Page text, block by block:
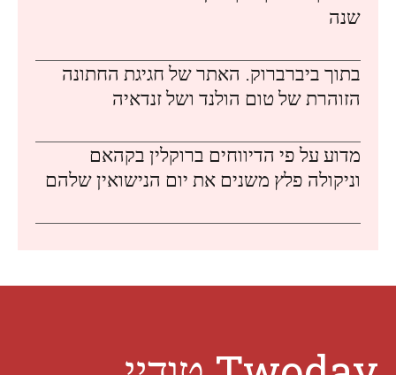
שנה
בתוך ביברברוק. האתר של חגיגת החתונה
הזוהרת של טום הולנד ושל זנדאיה
מדוע על פי הדיווחים ברוקלין בקהאם
וניקולה פלץ משנים את יום הנישואין שלהם